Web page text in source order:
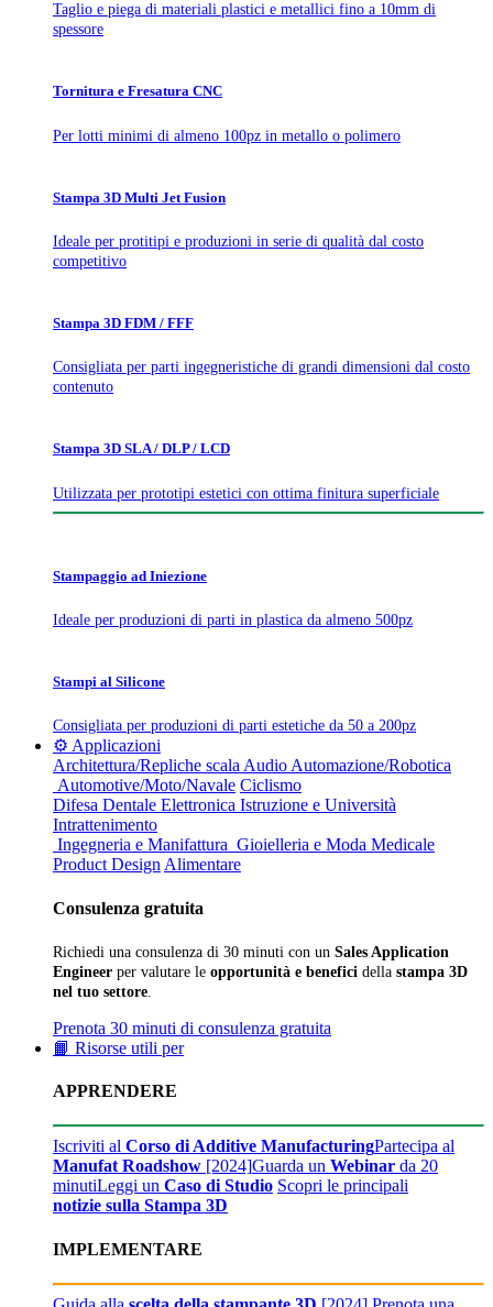
Taglio e piega di materiali plastici e metallici fino a 10mm di
spessore
Tornitura e Fresatura CNC
Per lotti minimi di almeno 100pz in metallo o polimero
Stampa 3D Multi Jet Fusion
Ideale per protitipi e produzioni in serie di qualità dal costo
competitivo
Stampa 3D FDM / FFF
Consigliata per parti ingegneristiche di grandi dimensioni dal costo
contenuto
Stampa 3D SLA / DLP / LCD
Utilizzata per prototipi estetici con ottima finitura superficiale
Stampaggio ad Iniezione
Ideale per produzioni di parti in plastica da almeno 500pz
Stampi al Silicone
Consigliata per produzioni di parti estetiche da 50 a 200pz
⚙️ Applicazioni
Architettura/Repliche scala Audio Automazione/Robotica
Automotive/Moto/Navale Ciclismo
Difesa Dentale Elettronica Istruzione e Università
Intrattenimento
Ingegneria e Manifattura Gioielleria e Moda Medicale
Product Design Alimentare
Consulenza gratuita
Richiedi una consulenza di 30 minuti con un Sales Application
Engineer per valutare le opportunità e benefici della stampa 3D
nel tuo settore
Prenota 30 minuti di consulenza gratuita
📙 Risorse utili per
APPRENDERE
Iscriviti al Corso di Additive ManufacturingPartecipa al
Manufat Roadshow [2024]Guarda un Webinar da 20
minutiLeggi un Caso di Studio Scopri le principali
notizie sulla Stampa 3D
IMPLEMENTARE